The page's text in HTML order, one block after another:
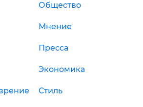
Общество
Мнение
Пресса
Экономика
Стиль